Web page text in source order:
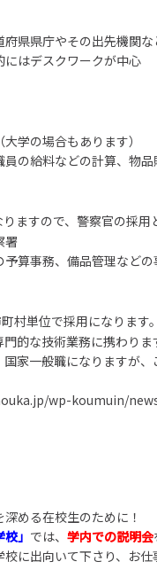
府県県庁やその出先機関
はデスクワークが中心
学の場合もあります）
の給料などの計算、物
ますので、警察官の採用
署
算事務、備品管理などの
村単位で採用になります。
的な技術業務に携わりま
家一般職になりますが、
wp-koumuin/
める在校生のために！
」 では、 学内での説明会
に出向いて下さり、お